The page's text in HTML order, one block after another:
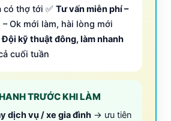
có thợ tới ✅ Tư vấn miễn phí –
– Ok mới làm, hài lòng mới
Đội kỹ thuật đông, làm nhanh
cuối tuần
TRƯỚC KHI LÀM
dịch vụ / xe gia đình → ưu tiên